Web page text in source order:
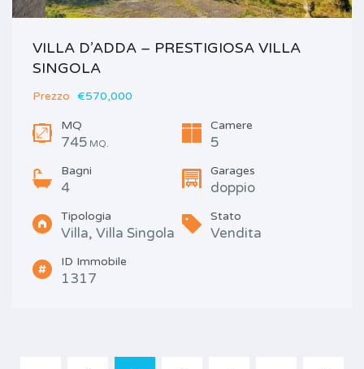
VILLA D’ADDA – PRESTIGIOSA VILLA
SINGOLA
Prezzo €570,000
MQ
745 MQ.
Camere
5
Bagni
4
Garages
doppio
Tipologia
Villa, Villa Singola
Stato
Vendita
ID Immobile
1317